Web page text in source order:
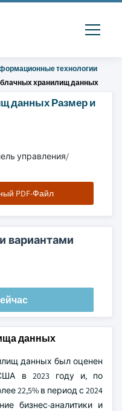
технологии
хранилищ данных
данных Размер и
управления/
PDF-Файл
вариантами
данных
данных был оценен
в 2023 году и, по
22,5% в период с 2024
бизнес-аналитики и